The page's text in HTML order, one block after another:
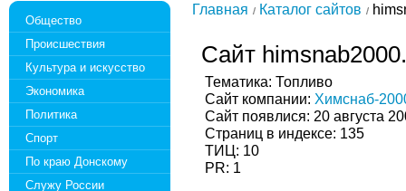
Общество
Происшествия
Культура и искусство
Экономика
Политика
Спорт
По краю Донскому
Служу России
Главная Каталог сайтов
Сайт
Тематика: Топливо
Сайт компании: Химснаб-
Сайт появлися: 20 августа
Страниц в индексе: 135
ТИЦ: 10
PR: 1